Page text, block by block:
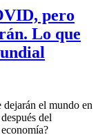
pero
Lo que
el mundo en
del